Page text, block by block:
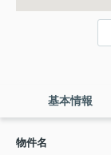
基本情報
物件名